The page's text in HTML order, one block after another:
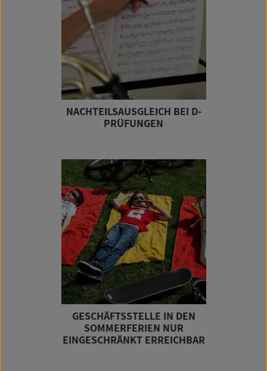
NACHTEILSAUSGLEICH BEI D-
PRÜFUNGEN
GESCHÄFTSSTELLE IN DEN
SOMMERFERIEN NUR
EINGESCHRÄNKT ERREICHBAR